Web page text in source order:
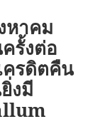
หาคม
รั้งต่อ
ครดิตคืน
งมี